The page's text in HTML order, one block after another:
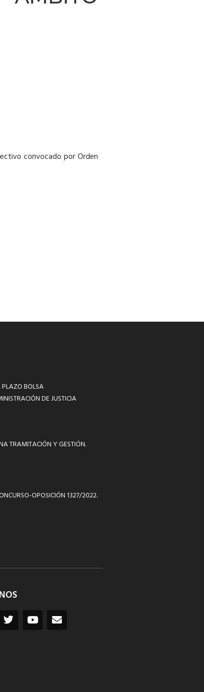
convocado por Orden
BOLSA
DE JUSTICIA
TRAMITACIÓN Y GESTIÓN.
OPOSICIÓN 1327/2022.